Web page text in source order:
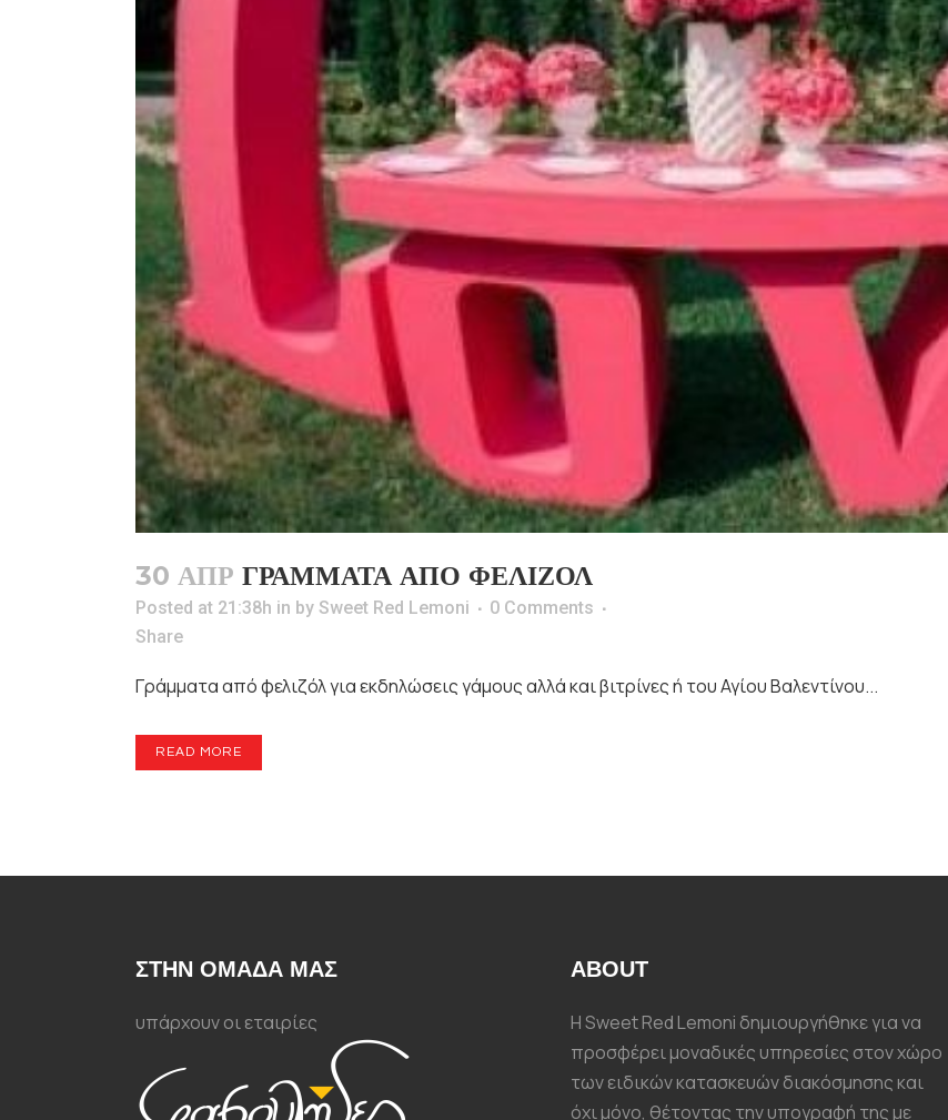
30 ΑΠΡ ΓΡΆΜΜΑΤΑ ΑΠΌ ΦΕΛΙΖΌΛ
Posted at 21:38h in by Sweet Red Lemoni
0 Comments
Share
Γράμματα από φελιζόλ για εκδηλώσεις γάμους αλλά και βιτρίνες ή του Αγίου Βαλεντίνου...
READ MORE
ΣΤΗΝ ΟΜΑΔΑ ΜΑΣ
υπάρχουν οι εταιρίες
ABOUT
Η Sweet Red Lemoni δημιουργήθηκε για να
προσφέρει μοναδικές υπηρεσίες στον χώρο
των ειδικών κατασκευών διακόσμησης και
όχι μόνο, θέτοντας την υπογραφή της με